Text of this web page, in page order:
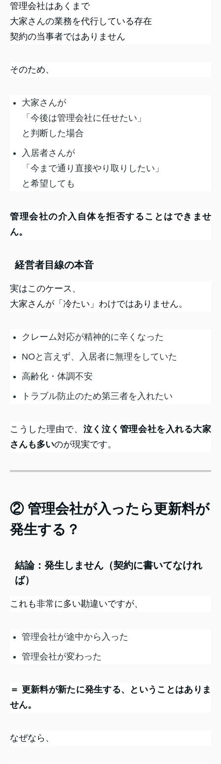
管理会社はあくまで
大家さんの業務を代行している存在
契約の当事者ではありません
そのため、
大家さんが
「今後は管理会社に任せたい」
と判断した場合
入居者さんが
「今まで通り直接やり取りしたい」
と希望しても
管理会社の介入自体を拒否することはできませ
ん。
経営者目線の本音
実はこのケース、
大家さんが「冷たい」わけではありません。
クレーム対応が精神的に辛くなった
NOと言えず、入居者に無理をしていた
高齢化・体調不安
トラブル防止のため第三者を入れたい
こうした理由で、 泣く泣く管理会社を入れる大家
さんも多いのが現実です。
② 管理会社が入ったら更新料が
発生する？
結論：発生しません（契約に書いてなけれ
ば）
これも非常に多い勘違いですが、
管理会社が途中から入った
管理会社が変わった
＝ 更新料が新たに発生する、ということはありま
せん。
なぜなら、